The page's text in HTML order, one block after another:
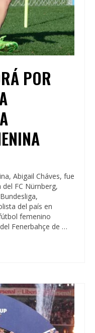
POR
Abigail Cháves, fue
FC Nürnberg,
del país en
femenino
Fenerbahçe de …